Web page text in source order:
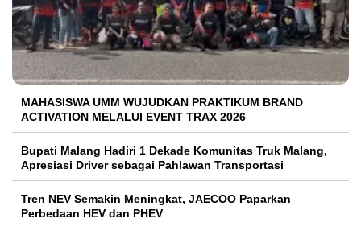
MAHASISWA UMM WUJUDKAN PRAKTIKUM BRAND
ACTIVATION MELALUI EVENT TRAX 2026
Bupati Malang Hadiri 1 Dekade Komunitas Truk Malang,
Apresiasi Driver sebagai Pahlawan Transportasi
Tren NEV Semakin Meningkat, JAECOO Paparkan
Perbedaan HEV dan PHEV